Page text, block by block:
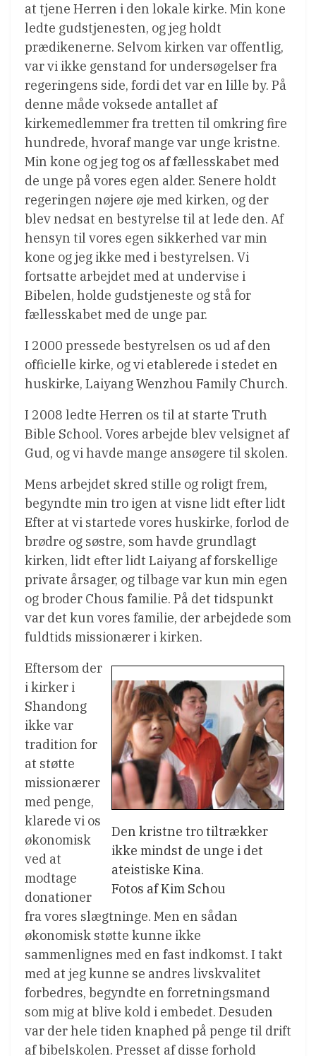
at tjene Herren i den lokale kirke. Min kone
ledte gudstjenesten, og jeg holdt
prædikenerne. Selvom kirken var offentlig,
var vi ikke genstand for undersøgelser fra
regeringens side, fordi det var en lille by. På
denne måde voksede antallet af
kirkemedlemmer fra tretten til omkring fire
hundrede, hvoraf mange var unge kristne.
Min kone og jeg tog os af fællesskabet med
de unge på vores egen alder. Senere holdt
regeringen nøjere øje med kirken, og der
blev nedsat en bestyrelse til at lede den. Af
hensyn til vores egen sikkerhed var min
kone og jeg ikke med i bestyrelsen. Vi
fortsatte arbejdet med at undervise i
Bibelen, holde gudstjeneste og stå for
fællesskabet med de unge par.
I 2000 pressede bestyrelsen os ud af den
officielle kirke, og vi etablerede i stedet en
huskirke, Laiyang Wenzhou Family Church.
I 2008 ledte Herren os til at starte Truth
Bible School. Vores arbejde blev velsignet af
Gud, og vi havde mange ansøgere til skolen.
Mens arbejdet skred stille og roligt frem,
begyndte min tro igen at visne lidt efter lidt
Efter at vi startede vores huskirke, forlod de
brødre og søstre, som havde grundlagt
kirken, lidt efter lidt Laiyang af forskellige
private årsager, og tilbage var kun min egen
og broder Chous familie. På det tidspunkt
var det kun vores familie, der arbejdede som
fuldtids missionærer i kirken.
Den kristne tro tiltrækker
ikke mindst de unge i det
ateistiske Kina.
Fotos af Kim Schou
Eftersom der
i kirker i
Shandong
ikke var
tradition for
at støtte
missionærer
med penge,
klarede vi os
økonomisk
ved at
modtage
donationer
fra vores slægtninge. Men en sådan
økonomisk støtte kunne ikke
sammenlignes med en fast indkomst. I takt
med at jeg kunne se andres livskvalitet
forbedres, begyndte en forretningsmand
som mig at blive kold i embedet. Desuden
var der hele tiden knaphed på penge til drift
af bibelskolen. Presset af disse forhold